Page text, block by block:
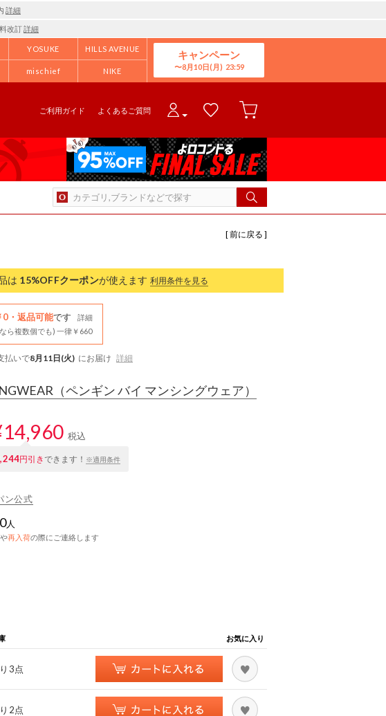
詳細
改訂詳細
YOSUKE HILLS AVENUE
mischief NIKE
キャンペーン
8月10日(月)
ご利用ガイド よくあるご質問
[ 前に戻る ]
は 15%OFFクーポンが使えます 利用条件を見る
0・返品可能です
詳細
ら複数個でも) 一律￥660
払いで8月11日(火) にお届け 詳細
（ペンギン バイ マンシングウェア）
税込
円引きできます！ ※適用条件
ン公式
0人
や再入荷の際にご連絡します
お気に入り
3点
2点